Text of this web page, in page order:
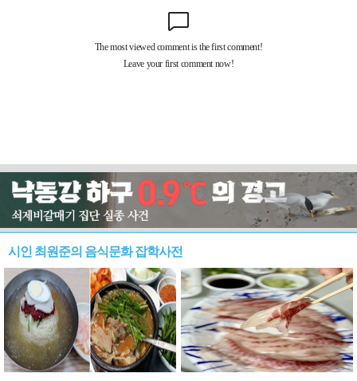
시인 최원준의 음식문화 잡학사전